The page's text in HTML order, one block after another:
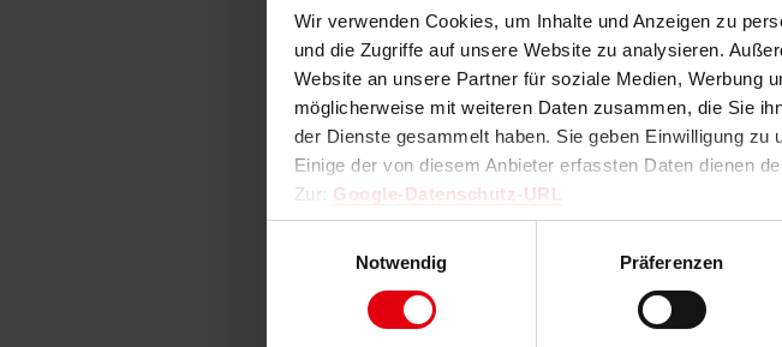
Wir verwenden Cookies, um Inhalte und Anzeigen zu
und die Zugriffe auf unsere Website zu analysieren.
Website an unsere Partner für soziale Medien, Werbung
möglicherweise mit weiteren Daten zusammen, die Sie
der Dienste gesammelt haben. Sie geben Einwilligung
Einige der von diesem Anbieter erfassten Daten dienen
Zur: Google-Datenschutz-URL
Notwendig
Präferenzen